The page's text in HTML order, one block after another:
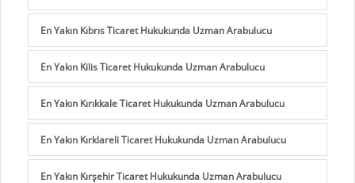
En Yakın Kıbrıs Ticaret Hukukunda Uzman Arabulucu
En Yakın Kilis Ticaret Hukukunda Uzman Arabulucu
En Yakın Kırıkkale Ticaret Hukukunda Uzman Arabulucu
En Yakın Kırklareli Ticaret Hukukunda Uzman Arabulucu
En Yakın Kırşehir Ticaret Hukukunda Uzman Arabulucu